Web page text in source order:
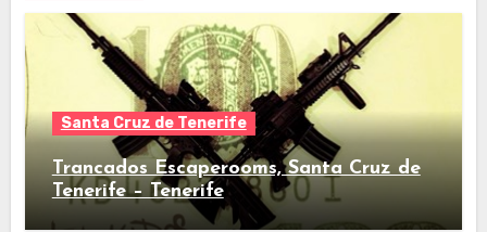
Santa Cruz de Tenerife
Trancados Escaperooms, Santa Cruz de
Tenerife – Tenerife